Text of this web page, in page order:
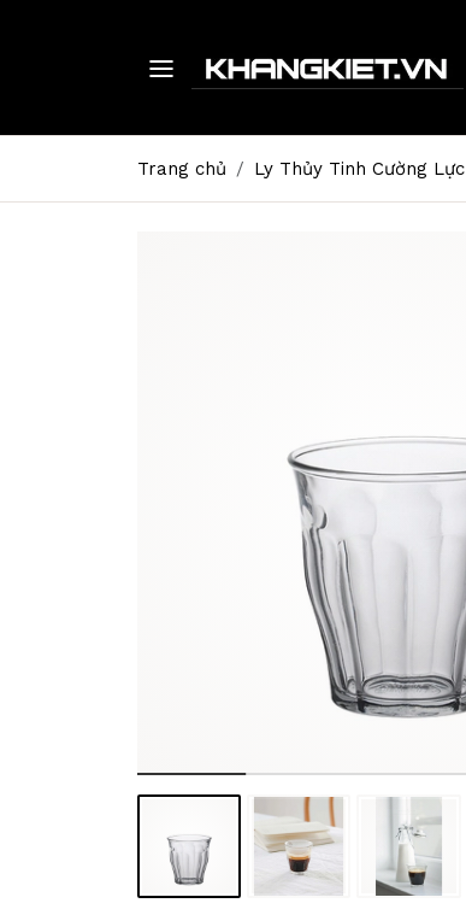
Trang chủ Ly Thủy Tinh Cường Lực